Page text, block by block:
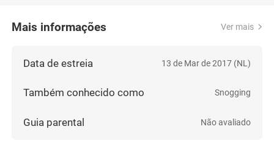
Mais informações Ver mais
Data de estreia 13 de Mar de 2017 (NL)
Também conhecido como Snogging
Guia parental Não avaliado